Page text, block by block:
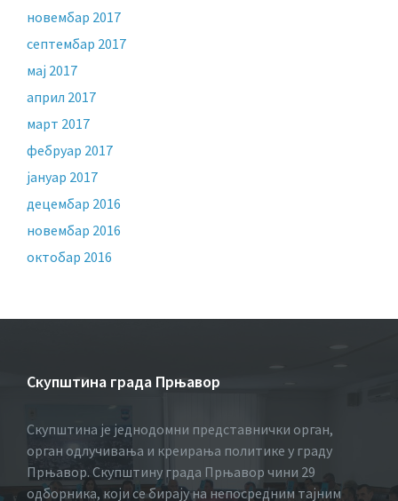
новембар 2017
септембар 2017
мај 2017
април 2017
март 2017
фебруар 2017
јануар 2017
децембар 2016
новембар 2016
октобар 2016
Скупштина града Прњавор
Скупштина је једнодомни представнички орган,
орган одлучивања и креирања политике у граду
Прњавор. Скупштину града Прњавор чини 29
одборника, који се бирају на непосредним тајним